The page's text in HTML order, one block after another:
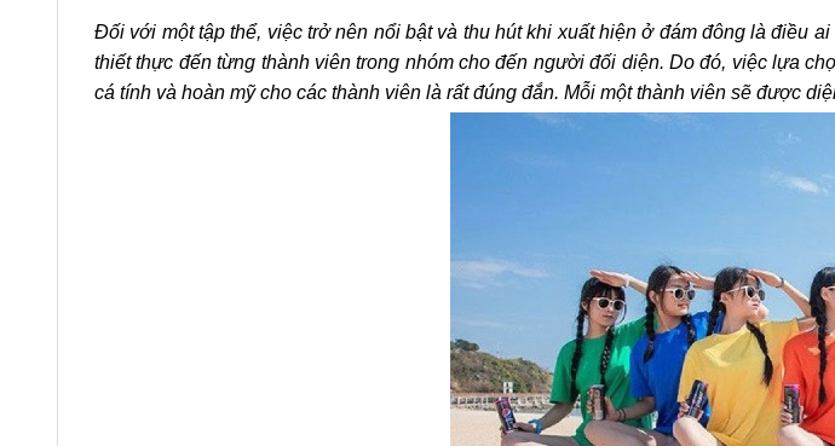
Đối với một tập thể, việc trở nên nổi bật và thu hút khi xuất hiện ở đám đông là điều
thiết thực đến từng thành viên trong nhóm cho đến người đối diện. Do đó, việc lựa
cá tính và hoàn mỹ cho các thành viên là rất đúng đắn. Mỗi một thành viên sẽ được